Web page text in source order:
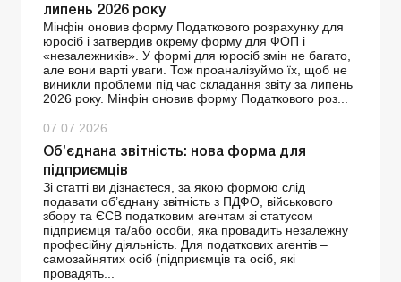
липень 2026 року
Мінфін оновив форму Податкового розрахунку для
юросіб і затвердив окрему форму для ФОП і
«незалежників». У формі для юросіб змін не багато,
але вони варті уваги. Тож проаналізуймо їх, щоб не
виникли проблеми під час складання звіту за липень
2026 року. Мінфін оновив форму Податкового роз...
07.07.2026
Об’єднана звітність: нова форма для
підприємців
Зі статті ви дізнаєтеся, за якою формою слід
подавати об’єднану звітність з ПДФО, військового
збору та ЄСВ податковим агентам зі статусом
підприємця та/або особи, яка провадить незалежну
професійну діяльність. Для податкових агентів –
самозайнятих осіб (підприємців та осіб, які
провадять...